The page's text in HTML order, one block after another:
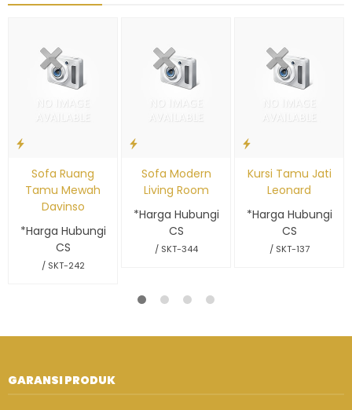
Sofa Ruang
Tamu Mewah
Davinso
*Harga Hubungi
CS
/ SKT-242
Sofa Modern
Living Room
*Harga Hubungi
CS
/ SKT-344
Kursi Tamu Jati
Leonard
*Harga Hubungi
CS
/ SKT-137
GARANSI PRODUK